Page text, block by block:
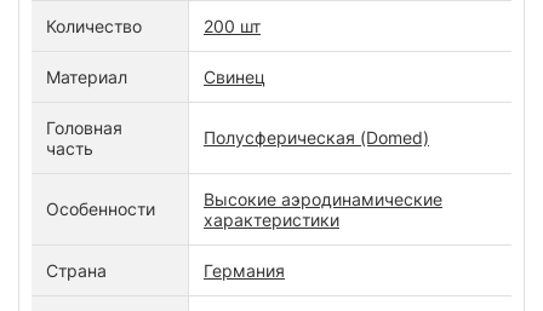
Количество 200 шт
Материал Свинец
Головная
часть
Полусферическая (Domed)
Особенности
Высокие аэродинамические
характеристики
Страна Германия